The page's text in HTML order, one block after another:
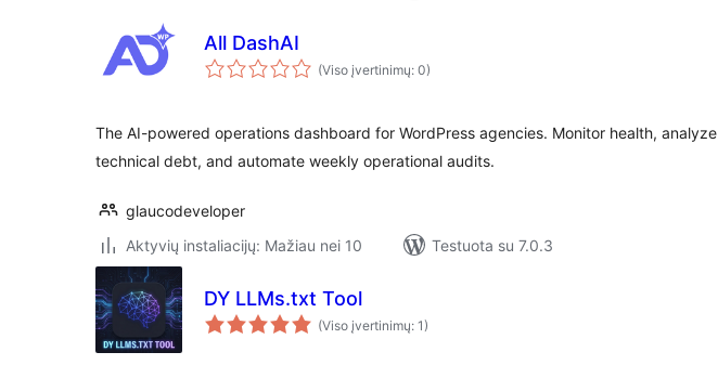
All DashAI
(Viso įvertinimų: 0)
The AI-powered operations dashboard for WordPress agencies. Monitor health, analyze
technical debt, and automate weekly operational audits.
glaucodeveloper
Aktyvių instaliacijų: Mažiau nei 10
Testuota su 7.0.3
DY LLMs.txt Tool
(Viso įvertinimų: 1)